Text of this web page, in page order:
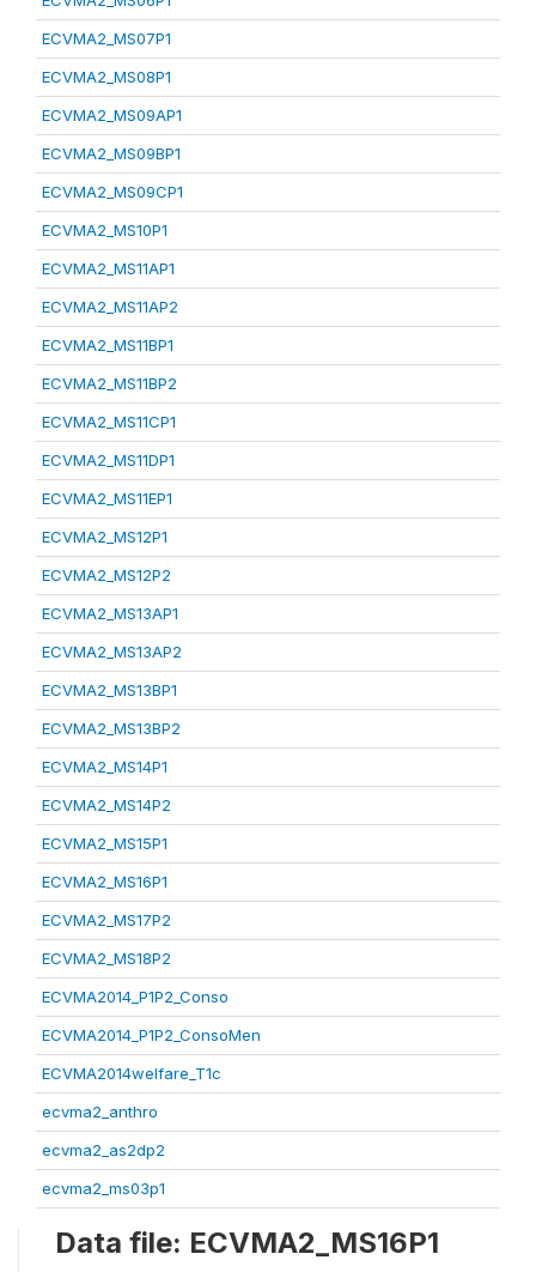
ECVMA2_MS07P1
ECVMA2_MS08P1
ECVMA2_MS09AP1
ECVMA2_MS09BP1
ECVMA2_MS09CP1
ECVMA2_MS10P1
ECVMA2_MS11AP1
ECVMA2_MS11AP2
ECVMA2_MS11BP1
ECVMA2_MS11BP2
ECVMA2_MS11CP1
ECVMA2_MS11DP1
ECVMA2_MS11EP1
ECVMA2_MS12P1
ECVMA2_MS12P2
ECVMA2_MS13AP1
ECVMA2_MS13AP2
ECVMA2_MS13BP1
ECVMA2_MS13BP2
ECVMA2_MS14P1
ECVMA2_MS14P2
ECVMA2_MS15P1
ECVMA2_MS16P1
ECVMA2_MS17P2
ECVMA2_MS18P2
ECVMA2014_P1P2_Conso
ECVMA2014_P1P2_ConsoMen
ECVMA2014welfare_T1c
ecvma2_anthro
ecvma2_as2dp2
ecvma2_ms03p1
Data file: ECVMA2_MS16P1